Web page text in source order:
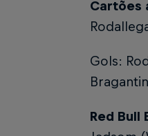
Cartões
Gols:
Red Bull